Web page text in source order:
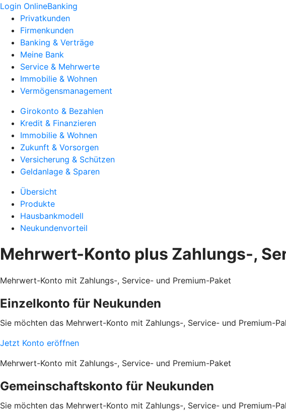
Login OnlineBanking
Privatkunden
Firmenkunden
Banking & Verträge
Meine Bank
Service & Mehrwerte
Immobilie & Wohnen
Vermögensmanagement
Girokonto & Bezahlen
Kredit & Finanzieren
Immobilie & Wohnen
Zukunft & Vorsorgen
Versicherung & Schützen
Geldanlage & Sparen
Übersicht
Produkte
Hausbankmodell
Neukundenvorteil
Mehrwert-Konto plus Zahlungs-,
Mehrwert-Konto mit Zahlungs-, Service- und Premium-Paket
Einzelkonto für Neukunden
Sie möchten das Mehrwert-Konto mit Zahlungs-, Service- und Premium-
Jetzt Konto eröffnen
Mehrwert-Konto mit Zahlungs-, Service- und Premium-Paket
Gemeinschaftskonto für Neukunden
Sie möchten das Mehrwert-Konto mit Zahlungs-, Service- und Premium-